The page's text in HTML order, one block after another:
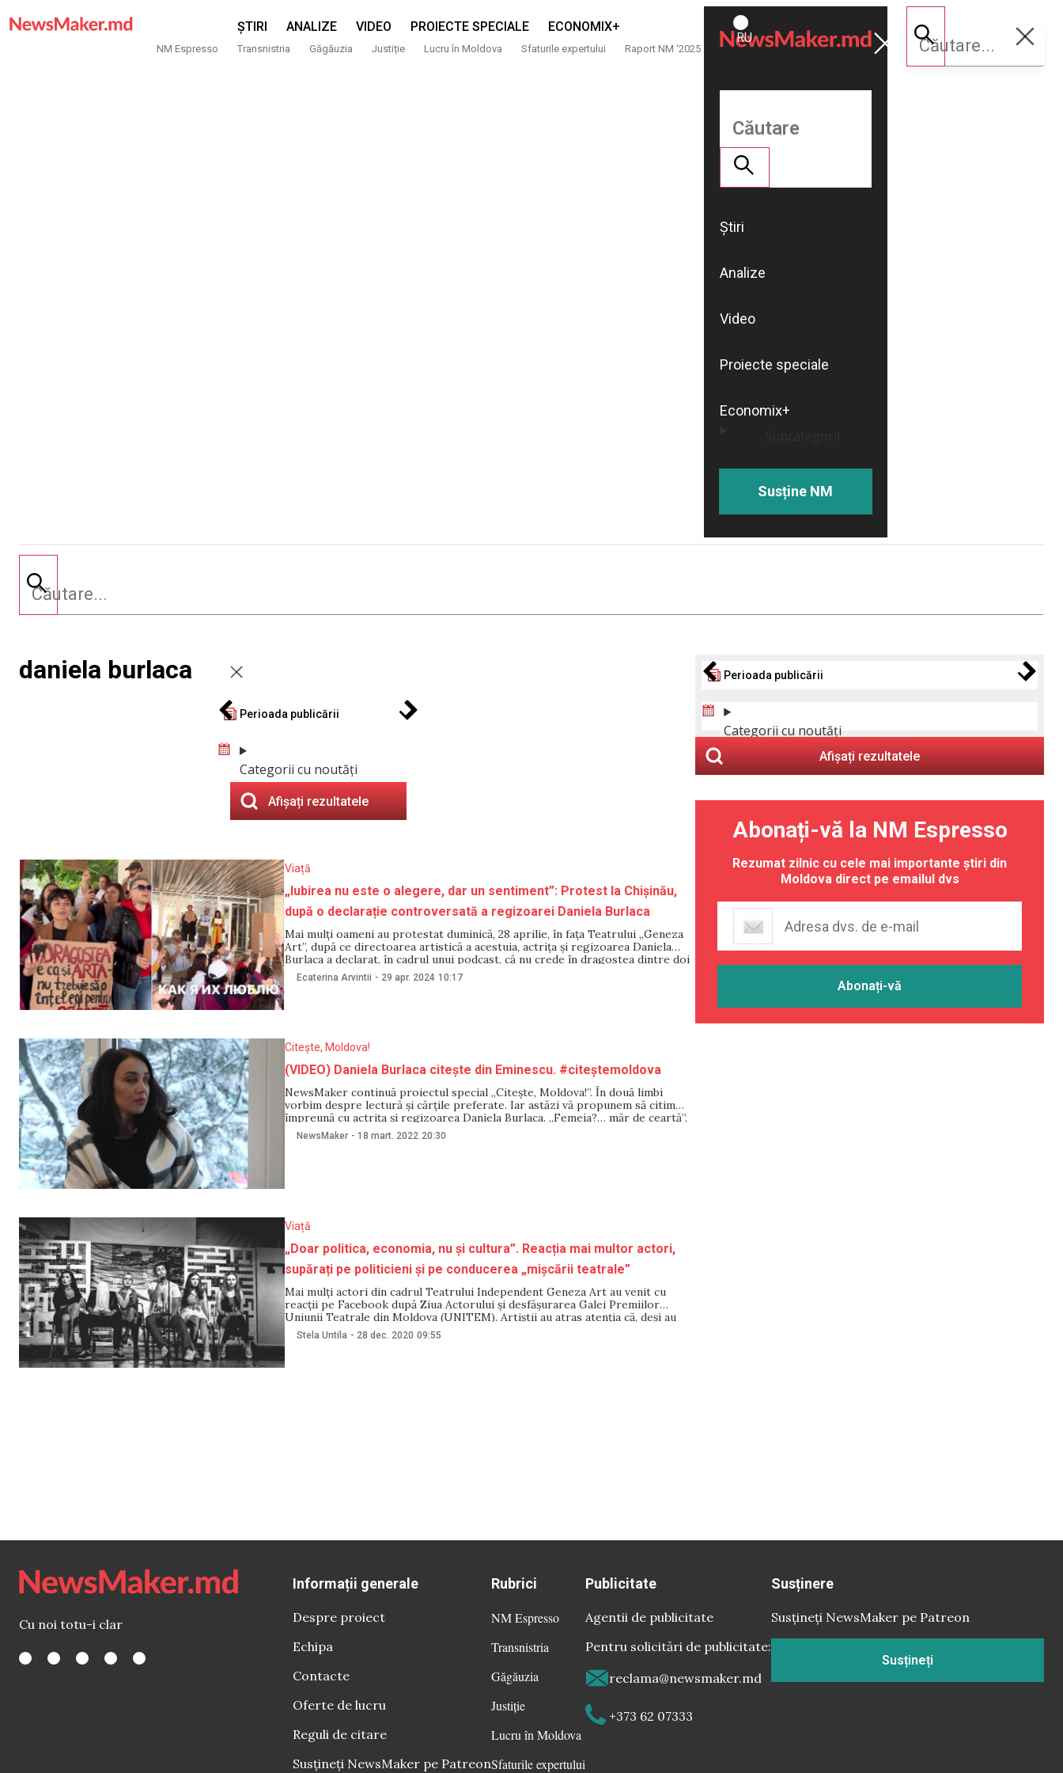
ȘTIRI ANALIZE VIDEO PROIECTE SPECIALE ECONOMIX+
NM Espresso Transnistria Găgăuzia Justiție Lucru în Moldova Sfaturile expertului Raport NM ‘2025
ROMÂNĂ
RU
Susține
NM
Știri
Analize
Video
Proiecte speciale
Economix+
Susține NM
daniela burlaca
Perioada publicării
Categorii cu noutăți
Afișați rezultatele
Viață
„Iubirea nu este o alegere, dar un sentiment”: Protest la Chișinău,
după o declarație controversată a regizoarei Daniela Burlaca
Mai mulți oameni au protestat duminică, 28 aprilie, în fața Teatrului „Geneza
Art”, după ce directoarea artistică a acestuia, actrița și regizoarea Daniela
Burlaca a declarat, în cadrul unui podcast, că nu crede în dragostea dintre doi
bărbați și două femeie. „Iubirea nu este o alegere, dar un sentiment”, „Eu
Ecaterina Arvintii - 29 apr. 2024 10:17
Citește, Moldova!
(VIDEO) Daniela Burlaca citește din Eminescu. #citeștemoldova
NewsMaker continuă proiectul special „Citește, Moldova!”. În două limbi
vorbim despre lectură și cărțile preferate. Iar astăzi vă propunem să citim
împreună cu actrița și regizoarea Daniela Burlaca. „Femeia?… măr de ceartă”,
iar mai departe – priviți (și citiți) împreună cu noi. Proiectul special
„Citește, Moldova!” înseamnă discuții
NewsMaker - 18 mart. 2022 20:30
Viață
„Doar politica, economia, nu și cultura”. Reacția mai multor actori,
supărați pe politicieni și pe conducerea „mișcării teatrale”
Mai mulți actori din cadrul Teatrului Independent Geneza Art au venit cu
reacții pe Facebook după Ziua Actorului și desfășurarea Galei Premiilor
Uniunii Teatrale din Moldova (UNITEM). Artiștii au atras atenția că, deși au
cerut susținere din partea autorităților în timpul pandemiei, nu au primit-o.
Mai mult, unii dintre ei
Stela Untila - 28 dec. 2020 09:55
Perioada publicării
Categorii cu noutăți
Afișați rezultatele
Abonați-vă la NM Espresso
Rezumat zilnic cu cele mai importante știri din
Moldova direct pe emailul dvs
Cu noi totu-i clar
Informații generale
Despre proiect
Echipa
Contacte
Oferte de lucru
Reguli de citare
Susțineți NewsMaker pe Patreon
Rubrici
NM Espresso
Transnistria
Găgăuzia
Justiție
Lucru în Moldova
Sfaturile expertului
Publicitate
Agentii de publicitate
Pentru solicitări de publicitate:
reclama@newsmaker.md
+373 62 07333
Susținere
Susțineți NewsMaker pe Patreon
Susțineți